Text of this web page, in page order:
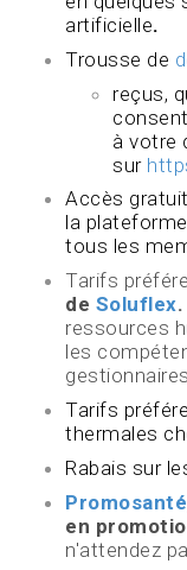
artificielle.
Trousse de
reçus,
à votre
sur
Accès
la
tous les
Tarifs
de Soluflex.
ressources
les
Tarifs
thermales
Rabais sur
Promosanté
en
n'attendez